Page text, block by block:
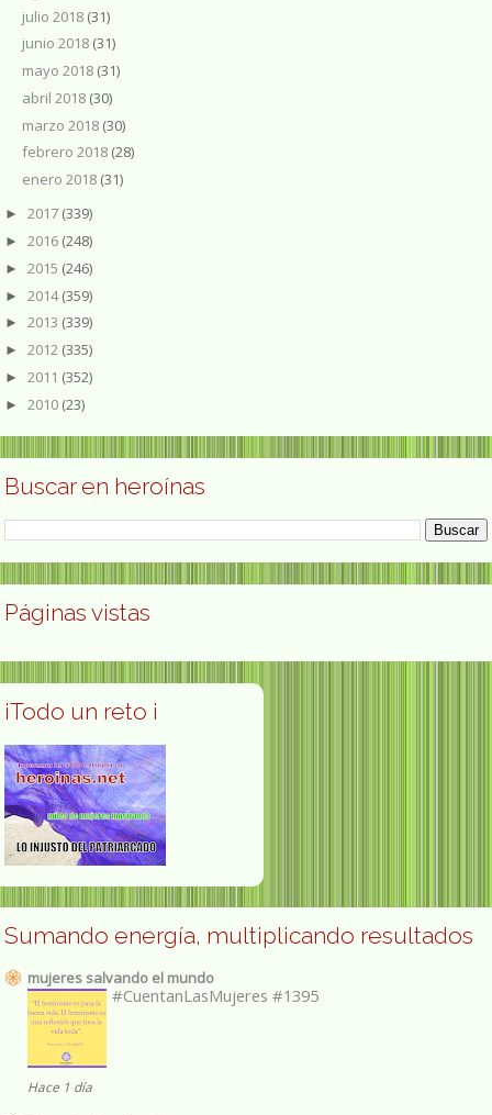
julio 2018 (31)
junio 2018 (31)
mayo 2018 (31)
abril 2018 (30)
marzo 2018 (30)
febrero 2018 (28)
enero 2018 (31)
► 2017 (339)
► 2016 (248)
► 2015 (246)
► 2014(359)
► 2013 (339)
► 2012 (335)
► 2011 (352)
► 2010 (23)
Buscar en heroínas
Páginas vistas
¡Todo un reto ¡
Sumando energía, multiplicando resultados
mujeres salvando el mundo
#CuentanLasMujeres #1395
Hace 1 día